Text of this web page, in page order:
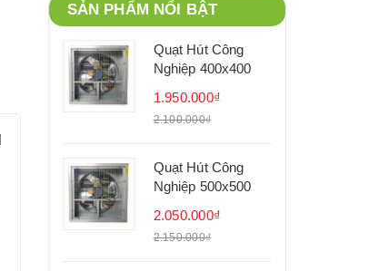
SẢN PHẨM NỔI BẬT
Quạt Hút Công
Nghiệp 400x400
1.950.000₫
2.100.000₫
Quạt Hút Công
Nghiệp 500x500
2.050.000₫
2.150.000₫